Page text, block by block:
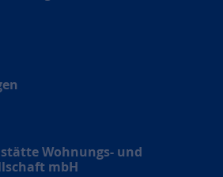
Wohnungs- und
mbH